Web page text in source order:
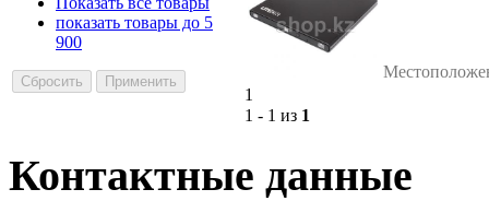
показать товары до 5
900
1
1 - 1 из 1
Контактные данные